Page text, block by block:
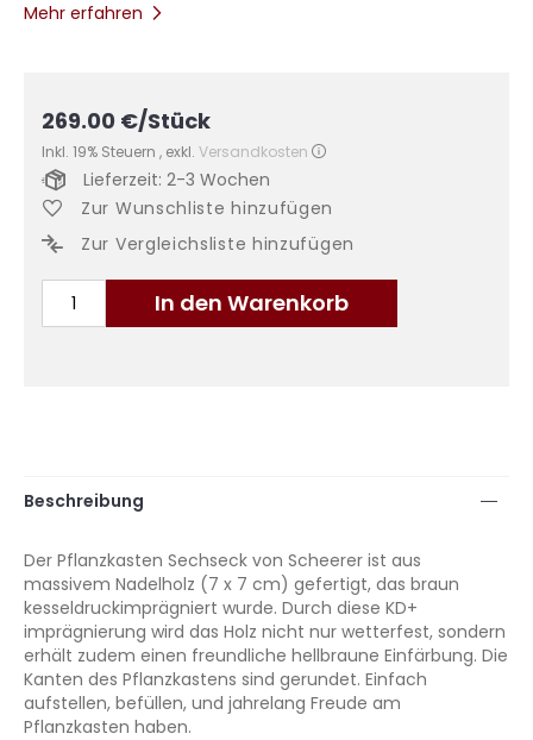
Mehr erfahren
269.00 €/Stück
Inkl. 19% Steuern , exkl. Versandkosten
In den Warenkorb
Lieferzeit: 2-3 Wochen
Zur Wunschliste hinzufügen
Zur Vergleichsliste hinzufügen
Beschreibung
Der Pflanzkasten Sechseck von Scheerer ist aus
massivem Nadelholz (7 x 7 cm) gefertigt, das braun
kesseldruckimprägniert wurde. Durch diese KD+
imprägnierung wird das Holz nicht nur wetterfest, sondern
erhält zudem einen freundliche hellbraune Einfärbung. Die
Kanten des Pflanzkastens sind gerundet. Einfach
aufstellen, befüllen, und jahrelang Freude am
Pflanzkasten haben.